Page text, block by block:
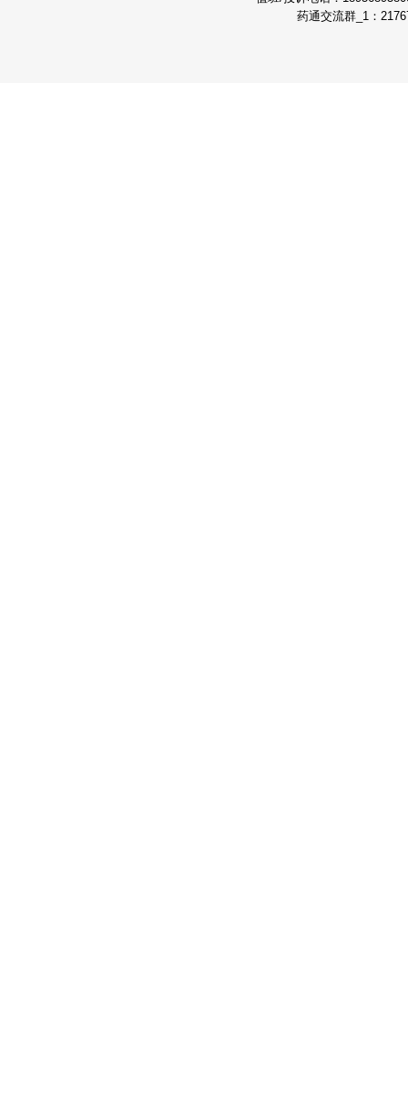
药通交流群_1：